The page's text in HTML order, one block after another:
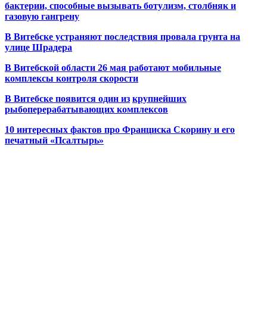
бактерии, способные вызывать ботулизм, столбняк и
газовую гангрену
В Витебске устраняют последствия провала грунта на
улице Шрадера
В Витебской области 26 мая работают мобильные
комплексы контроля скорости
В Витебске появится один из крупнейших
рыбоперерабатывающих комплексов
10 интересных фактов про Франциска Скорину и его
печатный «Псалтырь»